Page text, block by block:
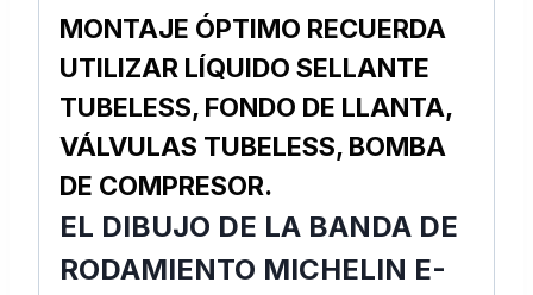
MONTAJE ÓPTIMO RECUERDA
UTILIZAR LÍQUIDO SELLANTE
TUBELESS, FONDO DE LLANTA,
VÁLVULAS TUBELESS, BOMBA
DE COMPRESOR.
EL DIBUJO DE LA BANDA DE
RODAMIENTO MICHELIN E-